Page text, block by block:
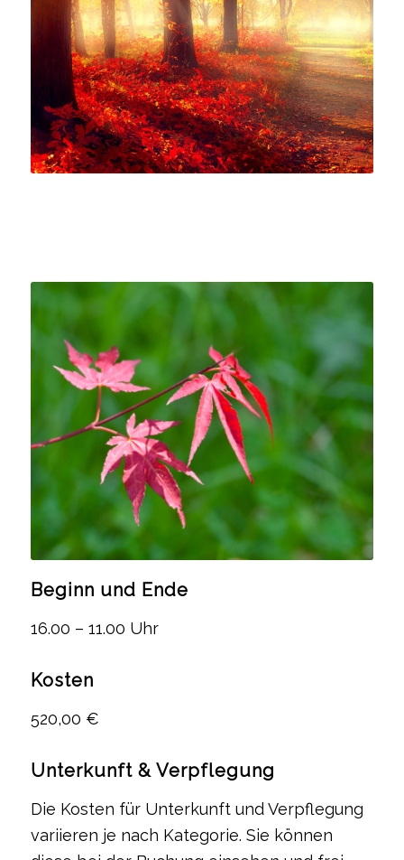
Beginn und Ende
16.00 – 11.00 Uhr
Kosten
520,00 €
Unterkunft & Verpflegung
Die Kosten für Unterkunft und Verpflegung
variieren je nach Kategorie. Sie können